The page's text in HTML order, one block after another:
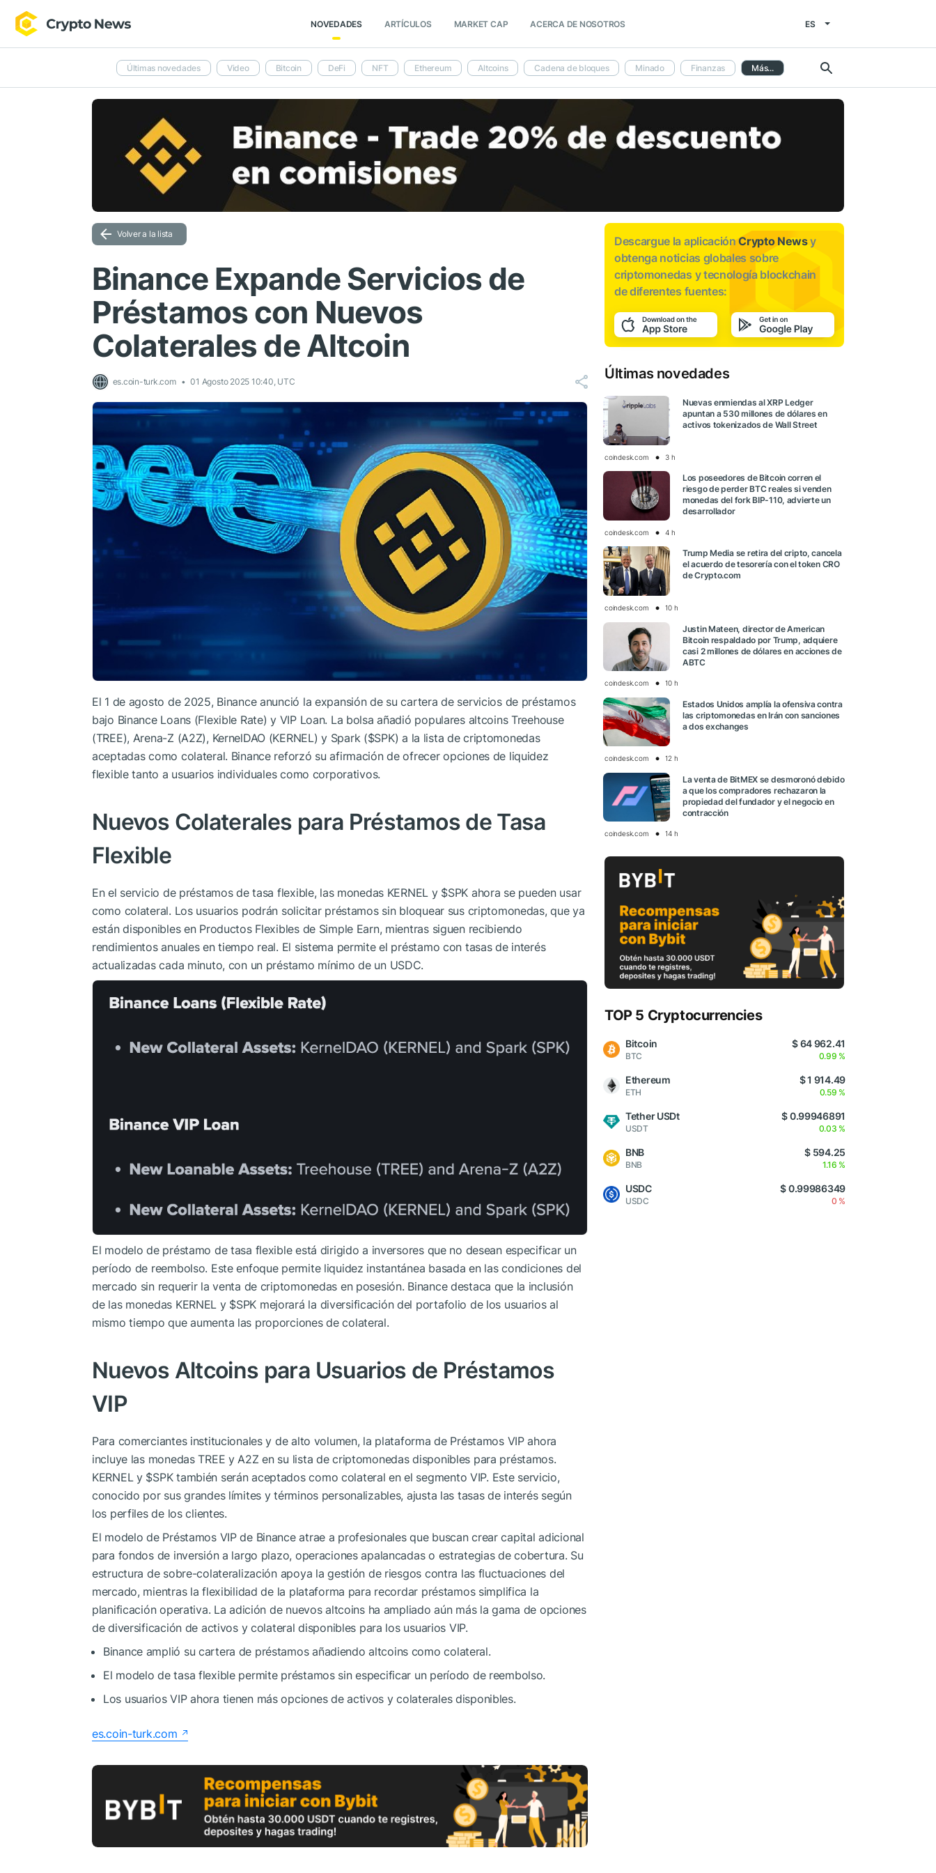
NOVEDADES ARTÍCULOS MARKET CAP ACERCA DE NOSOTROS ES
Últimas novedades Video Bitcoin DeFi NFT Ethereum Altcoins Cadena de bloques Minado Finanzas Más...
Volver a la lista
Binance Expande Servicios de
Préstamos con Nuevos
Colaterales de Altcoin
es.coin-turk.com 01 Agosto 2025 10:40, UTC
El 1 de agosto de 2025, Binance anunció la expansión de su cartera de servicios de préstamos
bajo Binance Loans (Flexible Rate) y VIP Loan. La bolsa añadió populares altcoins Treehouse
(TREE), Arena-Z (A2Z), KernelDAO (KERNEL) y Spark ($SPK) a la lista de criptomonedas
aceptadas como colateral. Binance reforzó su afirmación de ofrecer opciones de liquidez
flexible tanto a usuarios individuales como corporativos.
Nuevos Colaterales para Préstamos de Tasa
Flexible
En el servicio de préstamos de tasa flexible, las monedas KERNEL y $SPK ahora se pueden usar
como colateral. Los usuarios podrán solicitar préstamos sin bloquear sus criptomonedas, que ya
están disponibles en Productos Flexibles de Simple Earn, mientras siguen recibiendo
rendimientos anuales en tiempo real. El sistema permite el préstamo con tasas de interés
actualizadas cada minuto, con un préstamo mínimo de un USDC.
El modelo de préstamo de tasa flexible está dirigido a inversores que no desean especificar un
período de reembolso. Este enfoque permite liquidez instantánea basada en las condiciones del
mercado sin requerir la venta de criptomonedas en posesión. Binance destaca que la inclusión
de las monedas KERNEL y $SPK mejorará la diversificación del portafolio de los usuarios al
mismo tiempo que aumenta las proporciones de colateral.
Nuevos Altcoins para Usuarios de Préstamos
VIP
Para comerciantes institucionales y de alto volumen, la plataforma de Préstamos VIP ahora
incluye las monedas TREE y A2Z en su lista de criptomonedas disponibles para préstamos.
KERNEL y $SPKtambién serán aceptados como colateral en el segmento VIP. Este servicio,
conocido por sus grandes límites y términos personalizables, ajusta las tasas de interés según
los perfiles de los clientes.
El modelo de Préstamos VIP de Binance atrae a profesionales que buscan crear capital adicional
para fondos de inversión a largo plazo, operaciones apalancadas o estrategias de cobertura. Su
estructura de sobre-colateralización apoya la gestión de riesgos contra las fluctuaciones del
mercado, mientras la flexibilidad de la plataforma para recordar préstamos simplifica la
planificación operativa. La adición de nuevos altcoins ha ampliado aún más la gama de opciones
de diversificación de activos y colateral disponibles para los usuarios VIP.
Binance amplió su cartera de préstamos añadiendo altcoins como colateral.
El modelo de tasa flexible permite préstamos sin especificar un período de reembolso.
Los usuarios VIP ahora tienen más opciones de activos y colaterales disponibles.
es.coin-turk.com
Descargue la aplicaciónCrypto Newsy
obtenga noticias globales sobre
criptomonedas y tecnología blockchain
de diferentes fuentes:
Últimas novedades
Nuevas enmiendas al XRP Ledger
apuntan a 530 millones de dólares en
activos tokenizados de Wall Street
coindesk.com 3 h
Los poseedores de Bitcoin corren el
riesgo de perder BTC reales si venden
monedas del fork BIP-110, advierte un
desarrollador
coindesk.com 4 h
Trump Media se retira del cripto, cancela
el acuerdo de tesorería con el token CRO
de Crypto.com
coindesk.com 10 h
Justin Mateen, director de American
Bitcoin respaldado por Trump, adquiere
casi 2 millones de dólares en acciones de
ABTC
coindesk.com 10 h
Estados Unidos amplía la ofensiva contra
las criptomonedas en Irán con sanciones
a dos exchanges
coindesk.com 12 h
La venta de BitMEX se desmoronó debido
a que los compradores rechazaron la
propiedad del fundador y el negocio en
contracción
coindesk.com 14 h
TOP 5 Cryptocurrencies
Bitcoin
BTC
$ 64 962.41
0.99 %
Ethereum
ETH
$ 1 914.49
0.59 %
Tether USDt
USDT
$ 0.99946891
0.03 %
BNB
BNB
$ 594.25
1.16 %
USDC
USDC
$ 0.99986349
0 %